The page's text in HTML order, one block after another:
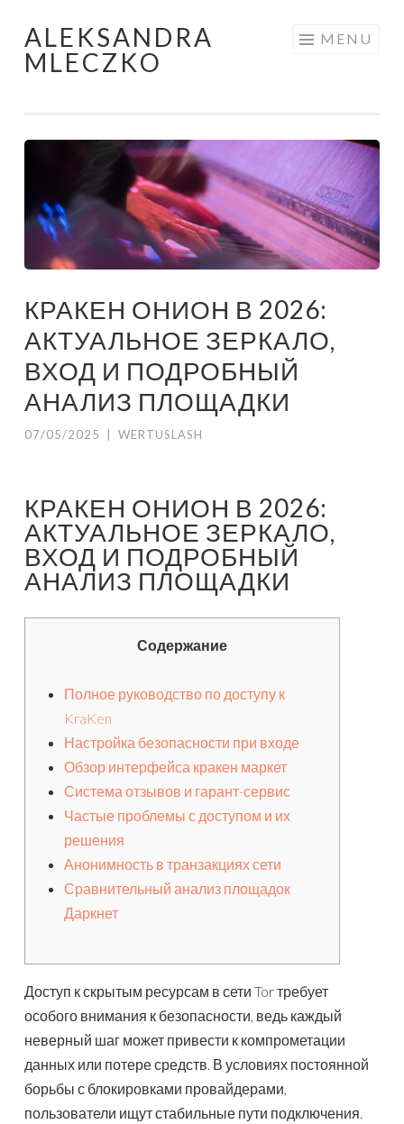
Skip to content
ALEKSANDRA
MLECZKO
MENU
КРАКЕН ОНИОН В 2026:
АКТУАЛЬНОЕ ЗЕРКАЛО,
ВХОД И ПОДРОБНЫЙ
АНАЛИЗ ПЛОЩАДКИ
07/05/2025 WERTUSLASH
КРАКЕН ОНИОН В 2026:
АКТУАЛЬНОЕ ЗЕРКАЛО,
ВХОД И ПОДРОБНЫЙ
АНАЛИЗ ПЛОЩАДКИ
Содержание
Полное руководство по доступу к
KraKen
Настройка безопасности при входе
Обзор интерфейса кракен маркет
Система отзывов и гарант-сервис
Частые проблемы с доступом и их
решения
Анонимность в транзакциях сети
Сравнительный анализ площадок
Даркнет
Доступ к скрытым ресурсам в сети Tor требует
особого внимания к безопасности, ведь каждый
неверный шаг может привести к компрометации
данных или потере средств. В условиях постоянной
борьбы с блокировками провайдерами,
пользователи ищут стабильные пути подключения.